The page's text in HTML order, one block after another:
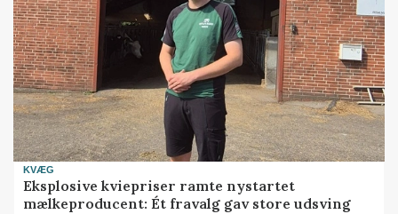
KVÆG
Eksplosive kviepriser ramte nystartet
mælkeproducent: Ét fravalg gav store udsving